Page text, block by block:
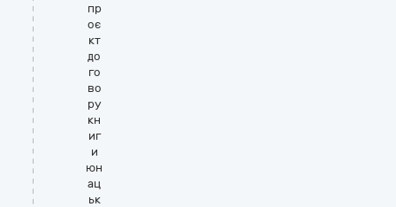
пр
оє
кт
до
го
во
ру
кн
иг
и
юн
ац
ьк